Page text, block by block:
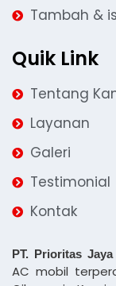
Tambah &
Quik Link
Tentang
Layanan
Galeri
Testimonial
Kontak
PT. Prioritas
AC mobil